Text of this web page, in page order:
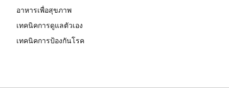
อาหารเพื่อสุขภาพ
เทคนิคการดูแลตัวเอง
เทคนิคการป้องกันโรค